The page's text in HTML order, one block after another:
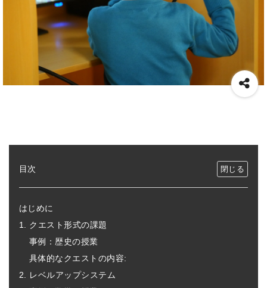
目次
はじめに
1. クエスト形式の課題
事例：歴史の授業
具体的なクエストの内容:
2. レベルアップシステム